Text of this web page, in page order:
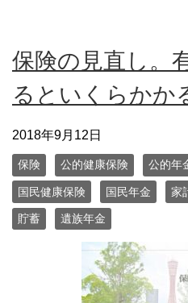
保険の見直し。
るといくらかか
2018年9月12日
保険 公的健康保険 公的年
国民健康保険 国民年金 家
貯蓄 遺族年金